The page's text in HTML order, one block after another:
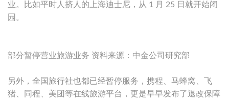
业。比如平时人挤人的上海迪士尼，从 1 月 25 日就开始闭
园。
部分暂停营业旅游业务 资料来源：中金公司研究部
另外，全国旅行社也都已经暂停服务，携程、马蜂窝、飞
猪、同程、美团等在线旅游平台，更是早早发布了退改保障